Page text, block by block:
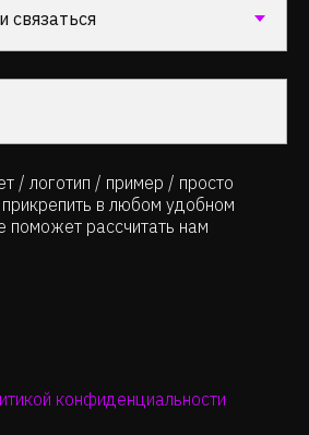
/ логотип / пример / просто
в любом удобном
поможет рассчитать нам
конфиденциальности